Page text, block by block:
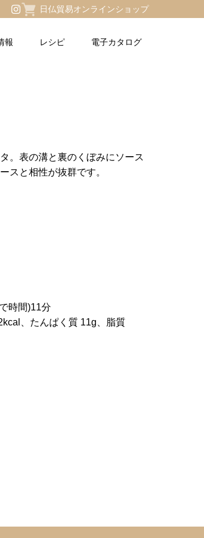
日仏貿易オンラインショップ
報 レシピ 電子カタログ
。表の溝と裏のくぼみにソース
スと相性が抜群です。
時間)11分
、たんぱく質 11g、脂質